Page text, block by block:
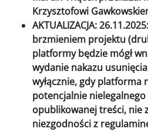
Krzysztofowi
AKTUALIZACJA:
brzmieniem projektu
platformy będzie mógł
wydanie nakazu
wyłącznie, gdy platforma
potencjalnie
opublikowanej treści, nie
niezgodności z